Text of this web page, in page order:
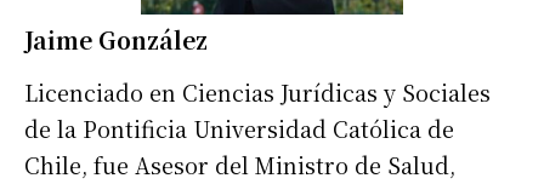
Jaime González
Licenciado en Ciencias Jurídicas y Sociales
de la Pontificia Universidad Católica de
Chile, fue Asesor del Ministro de Salud,